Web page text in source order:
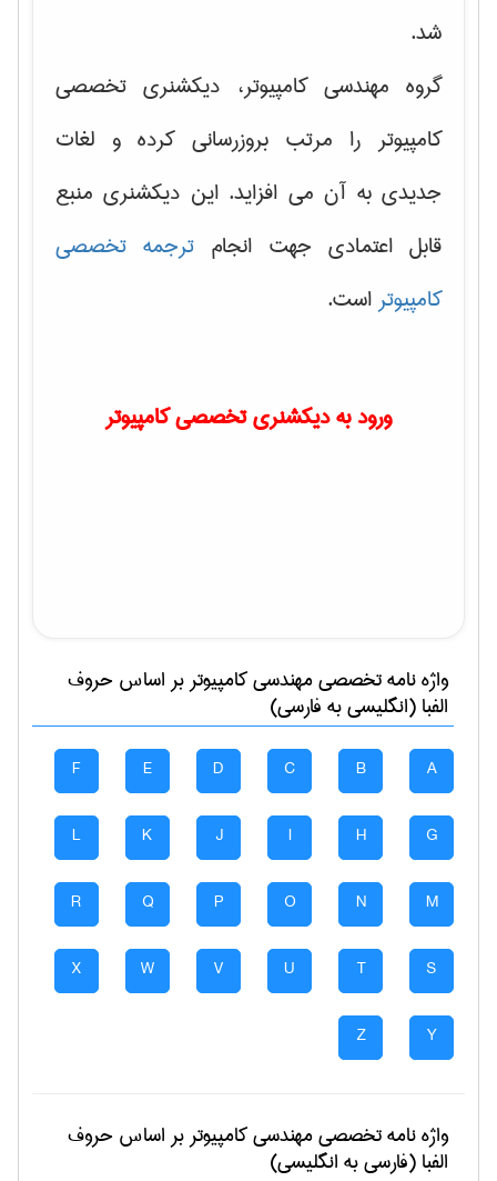
شد.
گروه مهندسی کامپیوتر، دیکشنری تخصصی
کامپیوتر را مرتب بروزرسانی کرده و لغات
جدیدی به آن می افزاید. این دیکشنری منبع
قابل اعتمادی جهت انجام ترجمه تخصصی
کامپیوتراست.
ورود به دیکشنری تخصصی کامپیوتر
واژه نامه تخصصیمهندسی كامپيوتربر اساس حروف
الفبا (انگلیسی به فارسی)
A
B
C
D
E
F
G
H
I
J
K
L
M
N
O
P
Q
R
S
T
U
V
W
X
Y
Z
واژه نامه تخصصیمهندسی كامپيوتربر اساس حروف
الفبا (فارسی به انگلیسی)